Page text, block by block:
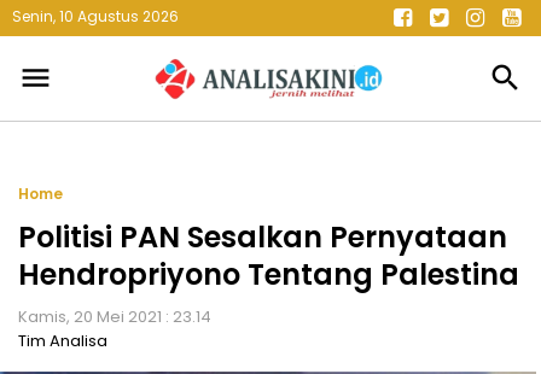
Senin, 10 Agustus 2026
menu search
Home
Politisi PAN Sesalkan Pernyataan
Hendropriyono Tentang Palestina
Kamis, 20 Mei 2021 : 23.14
Tim Analisa